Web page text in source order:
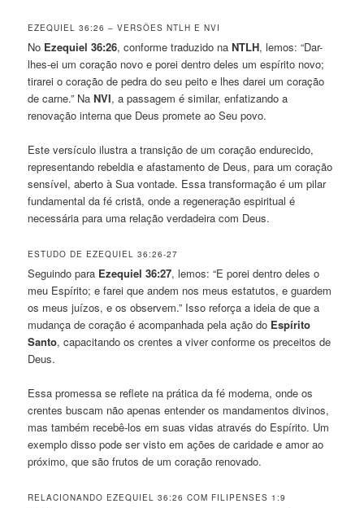
EZEQUIEL 36:26 – VERSÕES NTLH E NVI
No Ezequiel 36:26, conforme traduzido naNTLH, lemos: “Dar-
lhes-ei um coração novo e porei dentro deles um espírito novo;
tirarei o coração de pedra do seu peito e lhes darei um coração
de carne.” NaNVI, a passagem é similar, enfatizando a
renovação interna que Deus promete ao Seu povo.
Este versículo ilustra a transição de um coração endurecido,
representando rebeldia e afastamento de Deus, para um coração
sensível, aberto à Sua vontade. Essa transformação é um pilar
fundamental da fé cristã, onde a regeneração espiritual é
necessária para uma relação verdadeira com Deus.
ESTUDO DE EZEQUIEL 36:26-27
Seguindo para Ezequiel 36:27, lemos: “E porei dentro deles o
meu Espírito; e farei que andem nos meus estatutos, e guardem
os meus juízos, e os observem.” Isso reforça a ideia de que a
mudança de coração é acompanhada pela ação do Espírito
Santo, capacitando os crentes a viver conforme os preceitos de
Deus.
Essa promessa se reflete na prática da fé moderna, onde os
crentes buscam não apenas entender os mandamentos divinos,
mas também recebê-los em suas vidas através do Espírito. Um
exemplo disso pode ser visto em ações de caridade e amor ao
próximo, que são frutos de um coração renovado.
RELACIONANDO EZEQUIEL 36:26 COM FILIPENSES 1:9